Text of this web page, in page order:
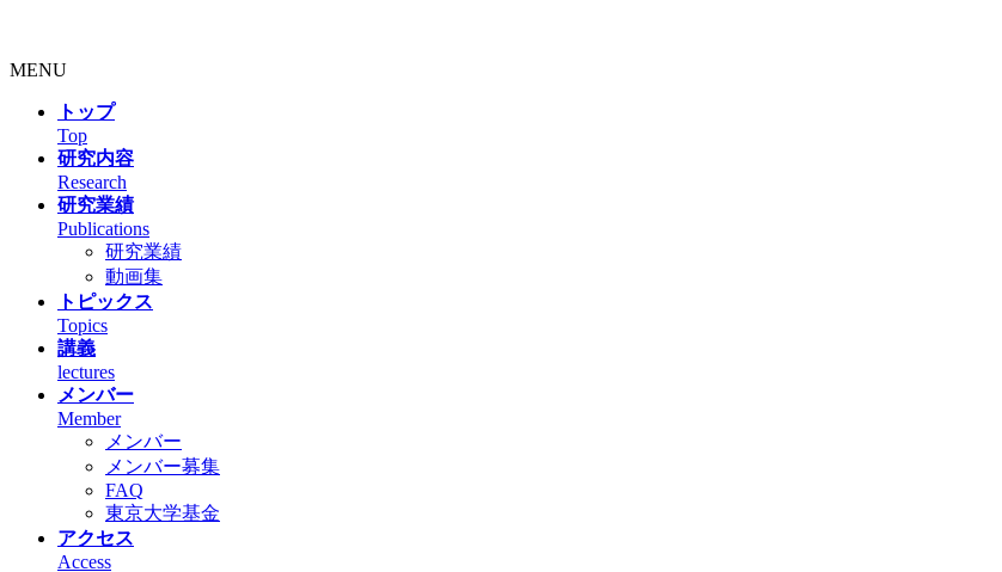
MENU
トップ
Top
研究内容
Research
研究業績
Publications
研究業績
動画集
トピックス
Topics
講義
lectures
メンバー
Member
メンバー
メンバー募集
FAQ
東京大学基金
アクセス
Access